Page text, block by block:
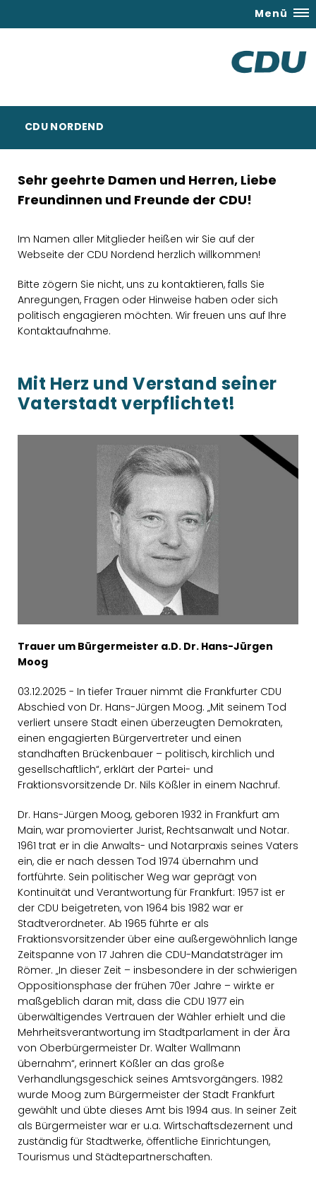
Menü
CDU NORDEND
Sehr geehrte Damen und Herren, Liebe
Freundinnen und Freunde der CDU!
Im Namen aller Mitglieder heißen wir Sie auf der
Webseite der CDU Nordend herzlich willkommen!
Bitte zögern Sie nicht, uns zu kontaktieren, falls Sie
Anregungen, Fragen oder Hinweise haben oder sich
politisch engagieren möchten. Wir freuen uns auf Ihre
Kontaktaufnahme.
Mit Herz und Verstand seiner
Vaterstadt verpflichtet!
Trauer um Bürgermeister a.D. Dr. Hans-Jürgen
Moog
03.12.2025 - In tiefer Trauer nimmt die Frankfurter CDU
Abschied von Dr. Hans-Jürgen Moog. „Mit seinem Tod
verliert unsere Stadt einen überzeugten Demokraten,
einen engagierten Bürgervertreter und einen
standhaften Brückenbauer – politisch, kirchlich und
gesellschaftlich“, erklärt der Partei- und
Fraktionsvorsitzende Dr. Nils Kößler in einem Nachruf.
Dr. Hans-Jürgen Moog, geboren 1932 in Frankfurt am
Main, war promovierter Jurist, Rechtsanwalt und Notar.
1961 trat er in die Anwalts- und Notarpraxis seines Vaters
ein, die er nach dessen Tod 1974 übernahm und
fortführte. Sein politischer Weg war geprägt von
Kontinuität und Verantwortung für Frankfurt: 1957 ist er
der CDU beigetreten, von 1964 bis 1982 war er
Stadtverordneter. Ab 1965 führte er als
Fraktionsvorsitzender über eine außergewöhnlich lange
Zeitspanne von 17 Jahren die CDU-Mandatsträger im
Römer. „In dieser Zeit – insbesondere in der schwierigen
Oppositionsphase der frühen 70er Jahre – wirkte er
maßgeblich daran mit, dass die CDU 1977 ein
überwältigendes Vertrauen der Wähler erhielt und die
Mehrheitsverantwortung im Stadtparlament in der Ära
von Oberbürgermeister Dr. Walter Wallmann
übernahm“, erinnert Kößler an das große
Verhandlungsgeschick seines Amtsvorgängers. 1982
wurde Moog zum Bürgermeister der Stadt Frankfurt
gewählt und übte dieses Amt bis 1994 aus. In seiner Zeit
als Bürgermeister war er u.a. Wirtschaftsdezernent und
zuständig für Stadtwerke, öffentliche Einrichtungen,
Tourismus und Städtepartnerschaften.